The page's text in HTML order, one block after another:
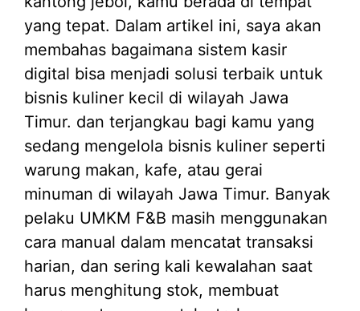
yang tepat. Dalam artikel ini, saya akan
membahas bagaimana sistem kasir
digital bisa menjadi solusi terbaik untuk
bisnis kuliner kecil di wilayah Jawa
Timur. dan terjangkau bagi kamu yang
sedang mengelola bisnis kuliner seperti
warung makan, kafe, atau gerai
minuman di wilayah Jawa Timur. Banyak
pelaku UMKM F&B masih menggunakan
cara manual dalam mencatat transaksi
harian, dan sering kali kewalahan saat
harus menghitung stok, membuat